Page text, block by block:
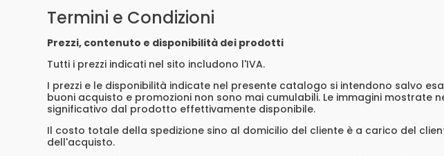
Termini e Condizioni
Prezzi, contenuto e disponibilità dei prodotti
Tutti i prezzi indicati nel sito includono l'IVA.
I prezzi e le disponibilità indicate nel presente catalogo si intendono salvo
buoni acquisto e promozioni non sono mai cumulabili. Le immagini
significativo dal prodotto effettivamente disponibile.
Il costo totale della spedizione sino al domicilio del cliente è a carico del
dell'acquisto.